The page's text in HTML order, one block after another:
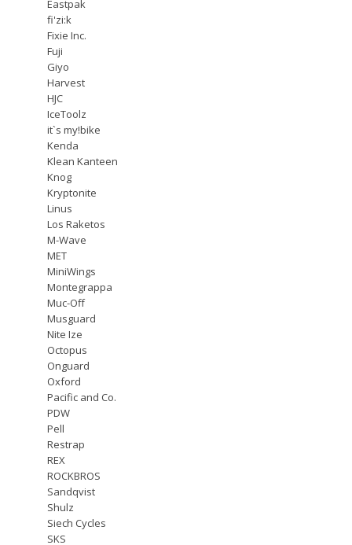
Eastpak
fi'zi:k
Fixie Inc.
Fuji
Giyo
Harvest
HJC
IceToolz
it`s my!bike
Kenda
Klean Kanteen
Knog
Kryptonite
Linus
Los Raketos
M-Wave
MET
MiniWings
Montegrappa
Muc-Off
Musguard
Nite Ize
Octopus
Onguard
Oxford
Pacific and Co.
PDW
Pell
Restrap
REX
ROCKBROS
Sandqvist
Shulz
Siech Cycles
SKS